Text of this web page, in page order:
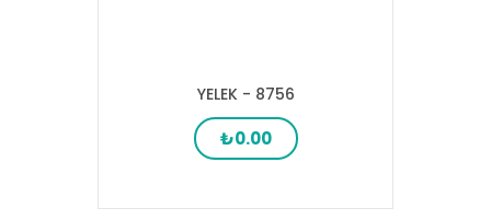
YELEK - 8756
₺0.00